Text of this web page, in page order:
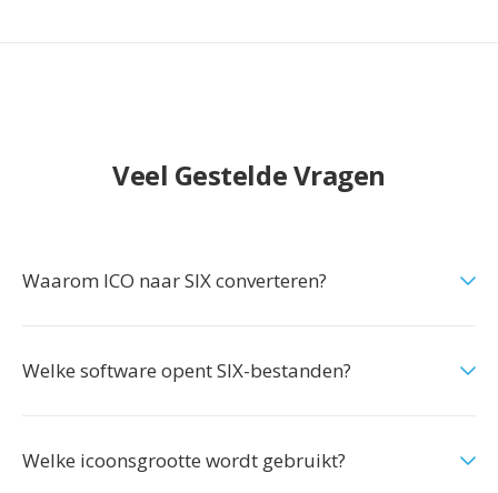
Veel Gestelde Vragen
Waarom ICO naar SIX converteren?
Welke software opent SIX-bestanden?
Welke icoonsgrootte wordt gebruikt?